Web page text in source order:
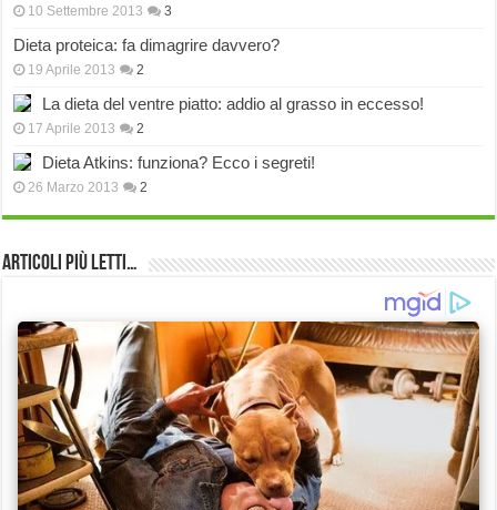
10 Settembre 2013 3
Dieta proteica: fa dimagrire davvero?
19 Aprile 2013 2
La dieta del ventre piatto: addio al grasso in eccesso!
17 Aprile 2013 2
Dieta Atkins: funziona? Ecco i segreti!
26 Marzo 2013 2
Articoli più Letti…